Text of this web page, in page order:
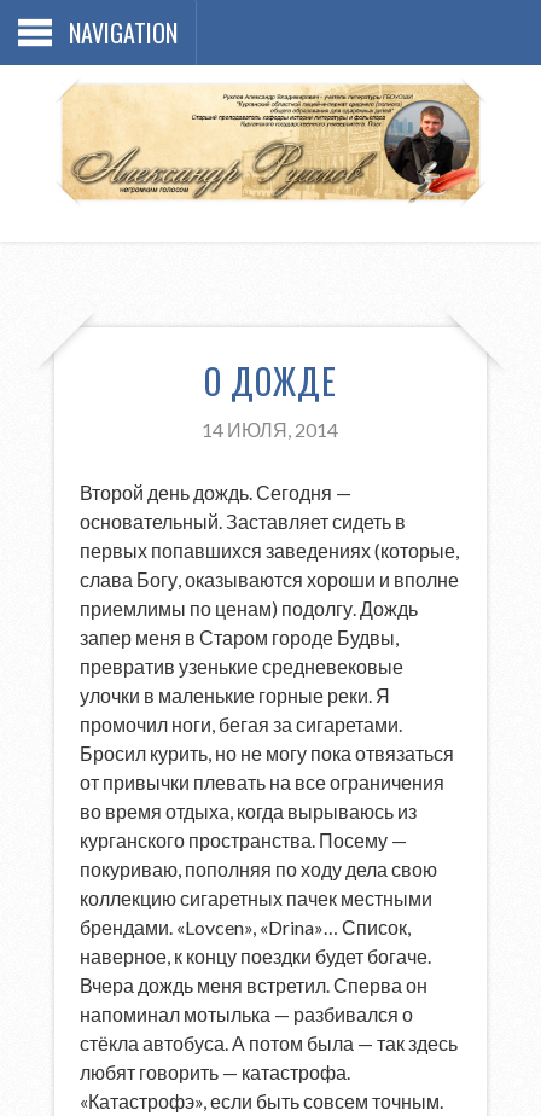
NAVIGATION
О ДОЖДЕ
14 ИЮЛЯ, 2014
Второй день дождь. Сегодня —
основательный. Заставляет сидеть в
первых попавшихся заведениях (которые,
слава Богу, оказываются хороши и вполне
приемлимы по ценам) подолгу. Дождь
запер меня в Старом городе Будвы,
превратив узенькие средневековые
улочки в маленькие горные реки. Я
промочил ноги, бегая за сигаретами.
Бросил курить, но не могу пока отвязаться
от привычки плевать на все ограничения
во время отдыха, когда вырываюсь из
курганского пространства. Посему —
покуриваю, пополняя по ходу дела свою
коллекцию сигаретных пачек местными
брендами. «Lovcen», «Drina»… Список,
наверное, к концу поездки будет богаче.
Вчера дождь меня встретил. Сперва он
напоминал мотылька — разбивался о
стёкла автобуса. А потом была — так здесь
любят говорить — катастрофа.
«Катастрофэ», если быть совсем точным.